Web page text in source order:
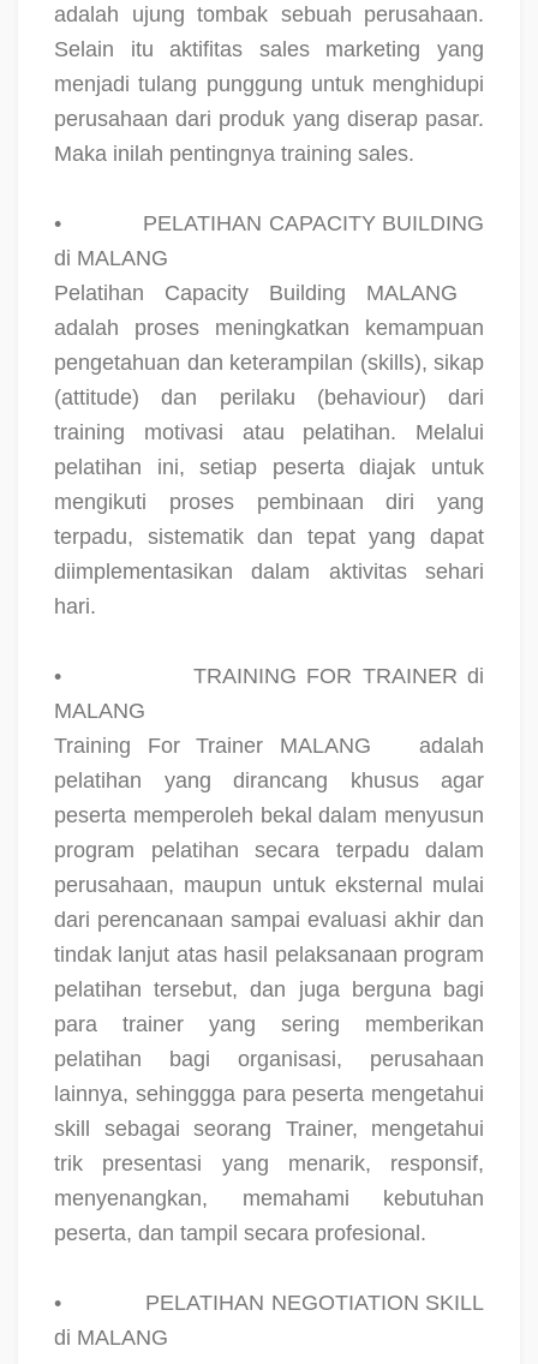
adalah ujung tombak sebuah perusahaan.
Selain itu aktifitas sales marketing yang
menjadi tulang punggung untuk menghidupi
perusahaan dari produk yang diserap pasar.
Maka inilah pentingnya training sales.
•
PELATIHAN CAPACITY BUILDING
di MALANG
Pelatihan Capacity Building MALANG
adalah proses meningkatkan kemampuan
pengetahuan dan keterampilan (skills), sikap
(attitude) dan perilaku (behaviour) dari
training motivasi atau pelatihan. Melalui
pelatihan ini, setiap peserta diajak untuk
mengikuti proses pembinaan diri yang
terpadu, sistematik dan tepat yang dapat
diimplementasikan dalam aktivitas sehari
hari.
•
TRAINING FOR TRAINER di
MALANG
Training For Trainer MALANG
adalah
pelatihan yang dirancang khusus agar
peserta memperoleh bekal dalam menyusun
program pelatihan secara terpadu dalam
perusahaan, maupun untuk eksternal mulai
dari perencanaan sampai evaluasi akhir dan
tindak lanjut atas hasil pelaksanaan program
pelatihan tersebut, dan juga berguna bagi
para trainer yang sering memberikan
pelatihan bagi organisasi, perusahaan
lainnya, sehinggga para peserta mengetahui
skill sebagai seorang Trainer, mengetahui
trik presentasi yang menarik, responsif,
menyenangkan, memahami kebutuhan
peserta, dan tampil secara profesional.
•
PELATIHAN NEGOTIATION SKILL
di MALANG